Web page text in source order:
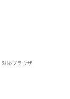
対応ブラウザ